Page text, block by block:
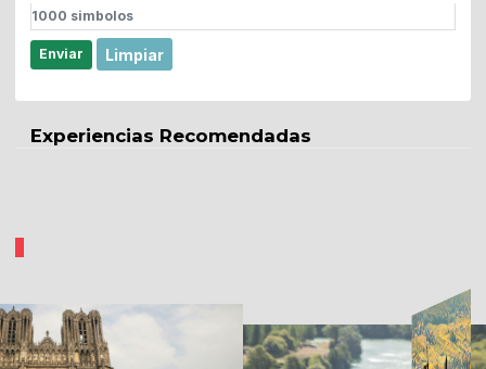
1000 simbolos
Enviar Limpiar
Experiencias Recomendadas